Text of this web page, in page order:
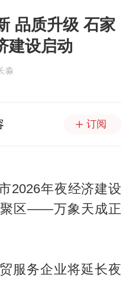
品质升级 石家
建设启动
淼
订阅
2026年夜经济建设
聚区——万象天成正
服务企业将延长夜